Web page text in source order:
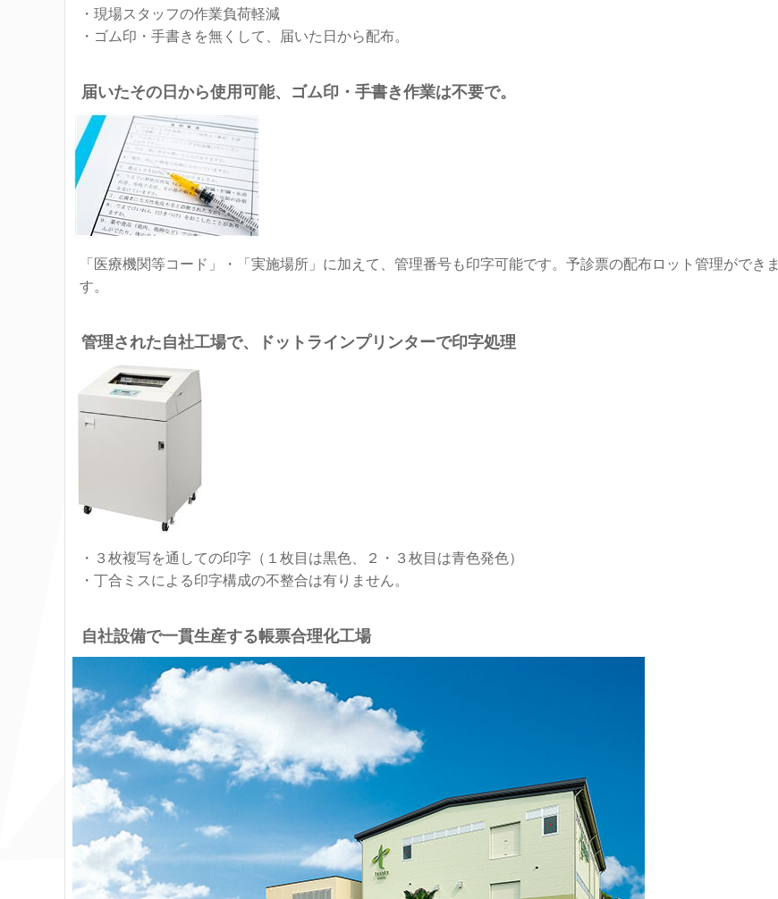
・現場スタッフの作業負荷軽減
・ゴム印・手書きを無くして、届いた日から配布。
届いたその日から使用可能、ゴム印・手書き作業は不要で。
「医療機関等コード」・「実施場所」に加えて、管理番号も印字可能です。予診票の配布ロット管理ができま
す。
管理された自社工場で、ドットラインプリンターで印字処理
・３枚複写を通しての印字（１枚目は黒色、２・３枚目は青色発色）
・丁合ミスによる印字構成の不整合は有りません。
自社設備で一貫生産する帳票合理化工場